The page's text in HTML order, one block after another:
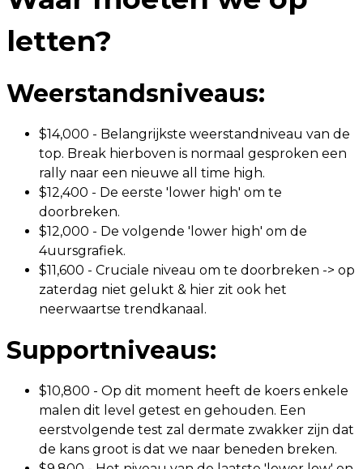
letten?
Weerstandsniveaus:
$14,000 - Belangrijkste weerstandniveau van de
top. Break hierboven is normaal gesproken een
rally naar een nieuwe all time high.
$12,400 - De eerste 'lower high' om te
doorbreken.
$12,000 - De volgende 'lower high' om de
4uursgrafiek.
$11,600 - Cruciale niveau om te doorbreken -> op
zaterdag niet gelukt & hier zit ook het
neerwaartse trendkanaal.
Supportniveaus:
$10,800 - Op dit moment heeft de koers enkele
malen dit level getest en gehouden. Een
eerstvolgende test zal dermate zwakker zijn dat
de kans groot is dat we naar beneden breken.